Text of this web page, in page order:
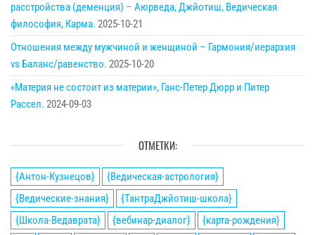
расстройства (деменция) – Аюрведа, Джйотиш, Ведическая
философия, Карма. 2025-10-21
Отношения между мужчиной и женщиной – Гармония/иерархия
vs Баланс/равенство. 2025-10-20
«Материя не состоит из материи», Ганс-Петер Дюрр и Питер
Рассел. 2024-09-03
ОТМЕТКИ:
{Антон-Кузнецов}
{Ведическая-астрология}
{Ведические-знания}
{ТантраДжйотиш-школа}
{Школа-Ведаврата}
{вебинар-диалог}
{карта-рождения}